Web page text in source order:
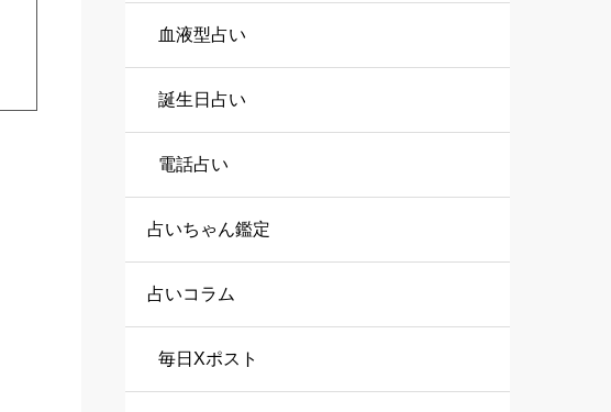
血液型占い
誕生日占い
電話占い
占いちゃん鑑定
占いコラム
毎日Xポスト